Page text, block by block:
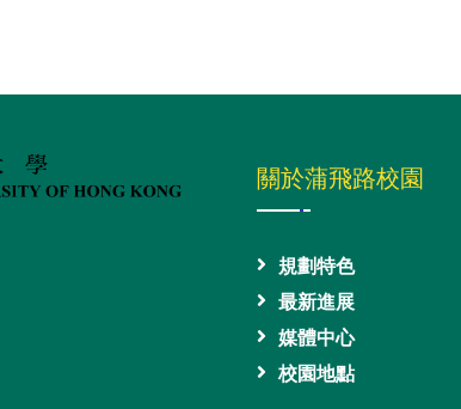
關於蒲飛路校園
規劃特色
最新進展
媒體中心
校園地點